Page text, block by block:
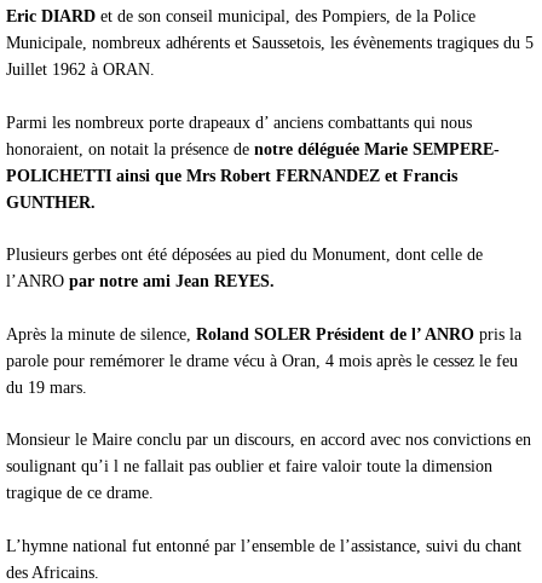
Eric DIARD et de son conseil municipal, des Pompiers, de la Police
Municipale, nombreux adhérents et Saussetois, les évènements tragiques du 5
Juillet 1962 à ORAN.
Parmi les nombreux porte drapeaux d’ anciens combattants qui nous
honoraient, on notait la présence de notre déléguée Marie SEMPERE-
POLICHETTI ainsi que Mrs Robert FERNANDEZ et Francis
GUNTHER.
Plusieurs gerbes ont été déposées au pied du Monument, dont celle de
l’ANRO par notre ami Jean REYES.
Après la minute de silence, Roland SOLER Président de l’ ANRO pris la
parole pour remémorer le drame vécu à Oran, 4 mois après le cessez le feu
du 19 mars.
Monsieur le Maire conclu par un discours, en accord avec nos convictions en
soulignant qu’i l ne fallait pas oublier et faire valoir toute la dimension
tragique de ce drame.
L’hymne national fut entonné par l’ensemble de l’assistance, suivi du chant
des Africains.